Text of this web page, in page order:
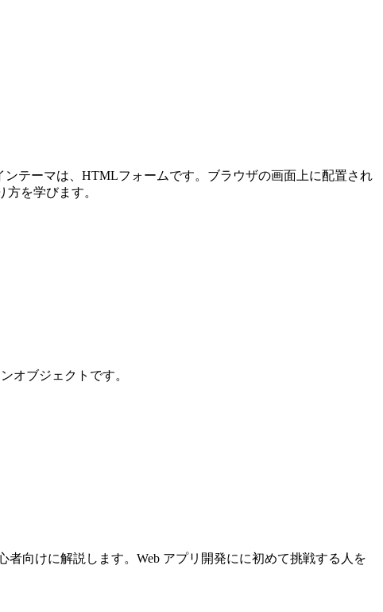
テーマは、HTMLフォームです。ブラウザの画面上に配置され
を学びます。
オブジェクトです。
者向けに解説します。Web アプリ開発にに初めて挑戦する人を